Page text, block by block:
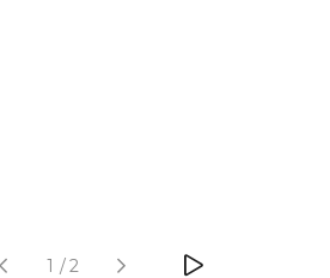
1 /2